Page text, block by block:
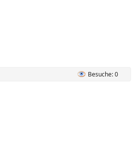
Besuche: 0